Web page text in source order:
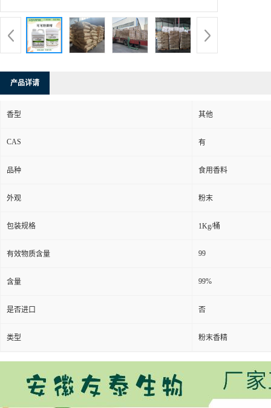
产品详请
香型 其他
CAS 有
品种 食用香料
外观 粉末
包装规格 1Kg/桶
有效物质含量 99
含量 99%
是否进口 否
类型 粉末香精